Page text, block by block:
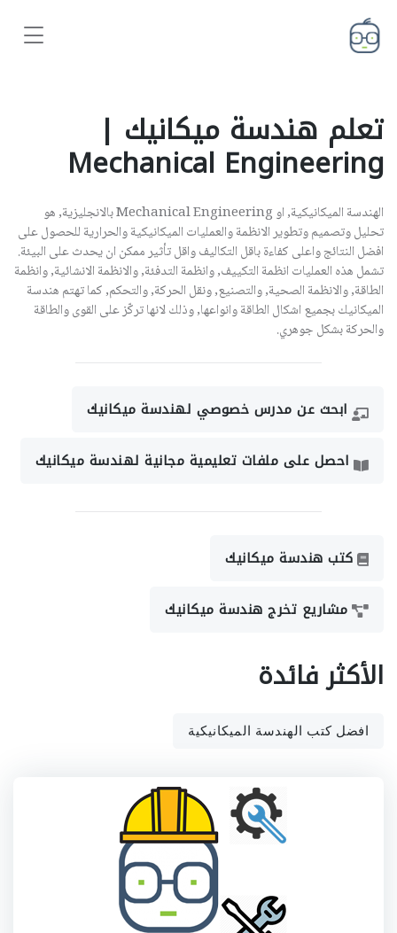
تعلم هندسة ميكانيك |
Mechanical Engineering
الهندسة الميكانيكية, او Mechanical Engineering بالانجليزية, هو
تحليل وتصميم وتطوير الانظمة والعمليات الميكانيكية والحرارية للحصول على
افضل النتائج واعلى كفاءة باقل التكاليف واقل تأثير ممكن ان يحدث على البيئة.
تشمل هذه العمليات انظمة التكييف, وانظمة التدفئة, والانظمة الانشائية, وانظمة
الطاقة, والانظمة الصحية, والتصنيع, ونقل الحركة, والتحكم, كما تهتم هندسة
الميكانيك بجميع اشكال الطاقة وانواعها, وذلك لانها تركّز على القوى والطاقة
والحركة بشكل جوهري.
ابحث عن مدرس خصوصي لهندسة ميكانيك
احصل على ملفات تعليمية مجانية لهندسة ميكانيك
كتب هندسة ميكانيك
مشاريع تخرج هندسة ميكانيك
الأكثر فائدة
افضل كتب الهندسة الميكانيكية